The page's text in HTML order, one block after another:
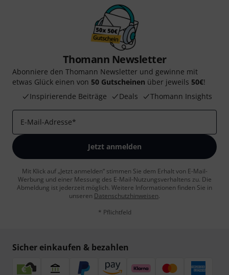
Thomann Newsletter
Abonniere den Thomann Newsletter und gewinne mit
etwas Glück einen von 50 Gutscheinen über jeweils 50€!
Inspirierende Beiträge
Deals Thomann Insights
E-Mail-Adresse*
Jetzt anmelden
Mit Klick auf „Jetzt anmelden“ stimmen Sie dem Erhalt von E-Mail-
Werbung und einer Messung des E-Mail-Nutzungsverhaltens zu. Die
Abmeldung ist jederzeit möglich. Weitere Informationen finden Sie in
unseren Datenschutzhinweisen.
* Pflichtfeld
Sicher einkaufen & bezahlen